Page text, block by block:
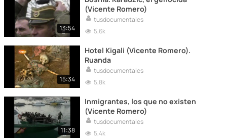
13:54
(Vicente Romero)
tusdocumentales
5,6k
15:34
Hotel Kigali (Vicente Romero).
Ruanda
tusdocumentales
5,8k
11:38
Inmigrantes, los que no existen
(Vicente Romero)
tusdocumentales
5,4k